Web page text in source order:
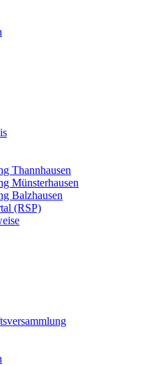
Thannhausen
Münsterhausen
Balzhausen
(RSP)